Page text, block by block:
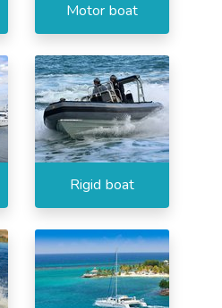
Motor boat
Rigid boat